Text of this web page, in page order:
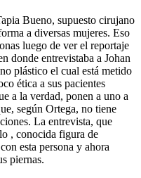
Bueno, supuesto cirujano
a diversas mujeres. Eso
luego de ver el reportaje
donde entrevistaba a Johan
plástico el cual está metido
ética a sus pacientes
a la verdad, ponen a uno a
según Ortega, no tiene
La entrevista, que
, conocida figura de
esta persona y ahora
piernas.